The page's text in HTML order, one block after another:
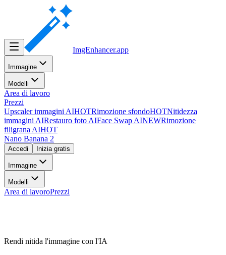
ImgEnhancer.app
Immagine
Modelli
Area di lavoro
Prezzi
Upscaler immagini AIHOTRimozione sfondoHOTNitidezza
immagini AIRestauro foto AIFace Swap AINEWRimozione
filigrana AIHOT
Nano Banana 2
Accedi Inizia gratis
Immagine
Modelli
Area di lavoroPrezzi
Rendi nitida l'immagine con l'IA